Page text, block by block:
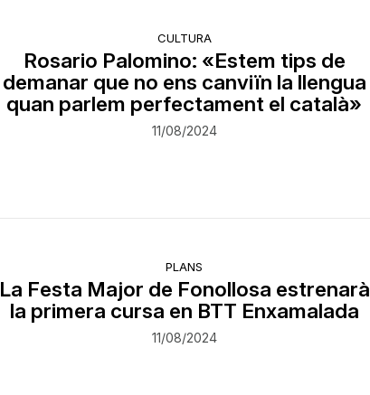
CULTURA
Rosario Palomino: «Estem tips de
demanar que no ens canviïn la llengua
quan parlem perfectament el català»
11/08/2024
PLANS
La Festa Major de Fonollosa estrenarà
la primera cursa en BTT Enxamalada
11/08/2024